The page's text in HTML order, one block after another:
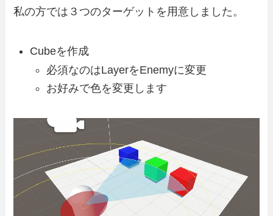
私の方では３つのターゲットを用意しました。
Cubeを作成
必須なのはLayerをEnemyに変更
お好みで色を変更します